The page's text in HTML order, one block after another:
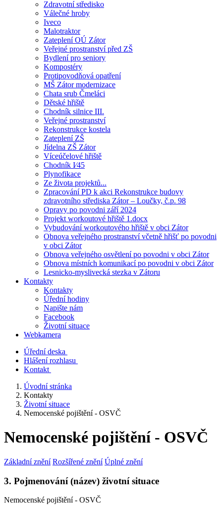
Zdravotní středisko
Válečné hroby
Iveco
Malotraktor
Zateplení OÚ Zátor
Veřejné prostranství před ZŠ
Bydlení pro seniory
Kompostéry
Protipovodňová opatření
MŠ Zátor modernizace
Chata srub Čmeláci
Dětské hřiště
Chodník silnice III.
Veřejné prostranství
Rekonstrukce kostela
Zateplení ZŠ
Jídelna ZŠ Zátor
Víceúčelové hřiště
Chodník I⁄45
Plynofikace
Ze života projektů...
Zpracování PD k akci Rekonstrukce budovy
zdravotního střediska Zátor – Loučky, č.p. 98
Opravy po povodni září 2024
Projekt workoutové hřiště 1.docx
Vybudování workoutového hřiště v obci Zátor
Obnova veřejného prostranství včetně hřišť po povodni
v obci Zátor
Obnova veřejného osvětlení po povodni v obci Zátor
Obnova místních komunikací po povodni v obci Zátor
Lesnicko-myslivecká stezka v Zátoru
Kontakty
Kontakty
Úřední hodiny
Napište nám
Facebook
Životní situace
Webkamera
Úřední deska
Hlášení rozhlasu
Kontakt
Úvodní stránka
Kontakty
Životní situace
Nemocenské pojištění - OSVČ
Nemocenské pojištění - OSVČ
Základní znění Rozšířené znění Úplné znění
3. Pojmenování (název) životní situace
Nemocenské pojištění - OSVČ